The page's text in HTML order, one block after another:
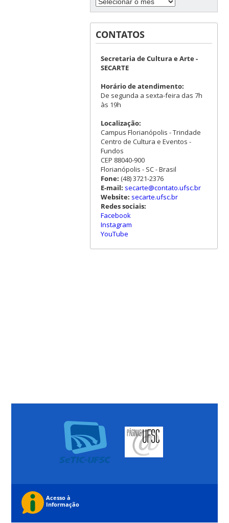
CONTATOS
Secretaria de Cultura e Arte -
SECARTE
Horário de atendimento:
De segunda a sexta-feira das 7h
às 19h
Localização:
Campus Florianópolis - Trindade
Centro de Cultura e Eventos -
Fundos
CEP 88040-900
Florianópolis - SC - Brasil
Fone: (48) 3721-2376
E-mail: secarte@contato.ufsc.br
Website: secarte.ufsc.br
Redes sociais:
Facebook
Instagram
YouTube